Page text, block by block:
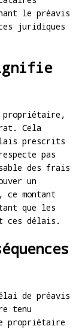
le préavis
juridiques
propriétaire,
Cela
prescrits
pas
des frais
un
ce montant
que les
ces délais.
de préavis
tenu
propriétaire